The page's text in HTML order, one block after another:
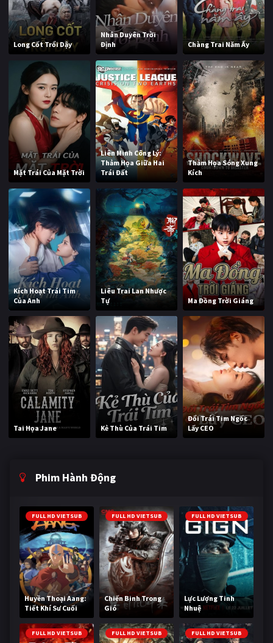
Long Cốt Trổi Dậy
Nhân Duyên Trời
Định
Chàng Trai Năm Ấy
Mặt Trái Của Mặt Trời
Liên Minh Công Lý:
Thảm Họa Giữa Hai
Trái Đất
Thảm Họa Sóng Xung
Kích
Kích Hoạt Trái Tim
Của Anh
Liêu Trai Lan Nhược
Tự
Ma Đồng Trời Giáng
Tai Họa Jane Kẻ Thù Của Trái Tim
Đổi Trái Tim Ngốc
Lấy CEO
Phim Hành Động
FULL HD VIETSUB
Huyền Thoại Aang:
Tiết Khí Sư Cuối
Cùng
FULL HD VIETSUB
Chiến Binh Trong
Gió
FULL HD VIETSUB
Lực Lượng Tinh
Nhuệ
FULL HD VIETSUB FULL HD VIETSUB FULL HD VIETSUB